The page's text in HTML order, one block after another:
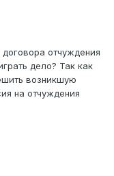
отчуждения
дело? Так как
возникшую
на отчуждения